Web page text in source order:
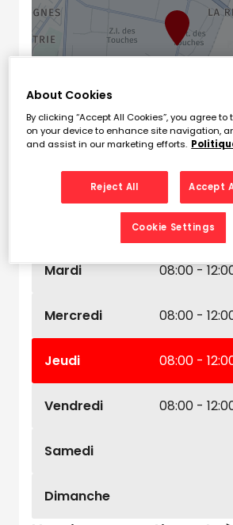
Horaires d'ouverture
08:00 - 12:00
Mardi 08:00 -
Mercredi 08:00 -
Jeudi 08:00 -
Vendredi 08:00 -
Samedi
Dimanche
Naviguer
About Cookies
By clicking “Accept All Cookies”, you agree
on your device to enhance site navigation,
and assist in our marketing efforts.
Reject All Accept
Cookie Settings